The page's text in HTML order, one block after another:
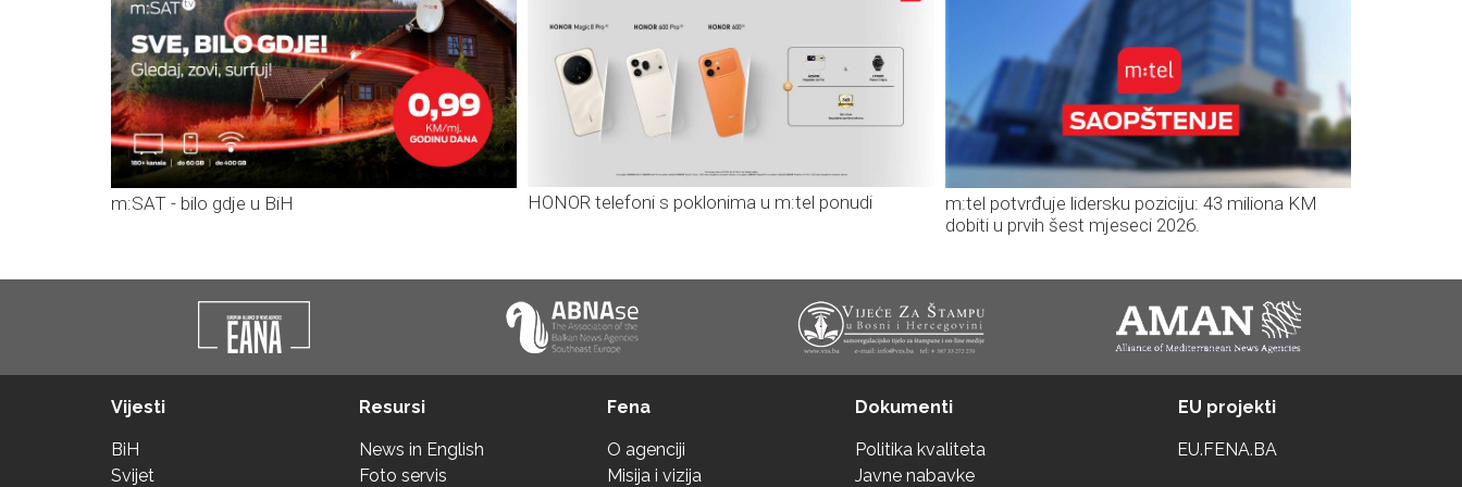
m:SAT - bilo gdje u BiH HONOR telefoni s poklonima u m:tel ponudi
m:tel potvrđuje lidersku poziciju: 43 miliona KM
dobiti u prvih šest mjeseci 2026.
Vijesti
BiH
Svijet
Resursi
News in English
Foto servis
Fena
O agenciji
Misija i vizija
Dokumenti
Politika kvaliteta
Javne nabavke
EU projekti
EU.FENA.BA